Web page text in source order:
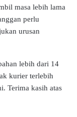
masa lebih lama
perlu
urusan
lebih dari 14
kurier terlebih
Terima kasih atas